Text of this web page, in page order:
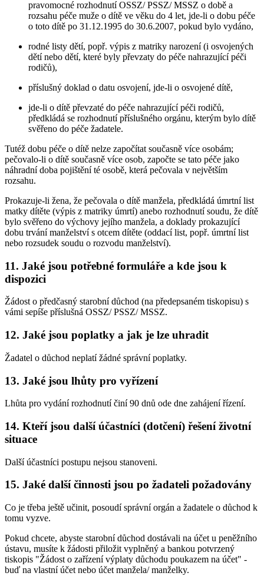
pravomocné rozhodnutí OSSZ/ PSSZ/ MSSZ o době a
rozsahu péče muže o dítě ve věku do 4 let, jde-li o dobu péče
o toto dítě po 31.12.1995 do 30.6.2007, pokud bylo vydáno,
rodné listy dětí, popř. výpis z matriky narození (i osvojených
dětí nebo dětí, které byly převzaty do péče nahrazující péči
rodičů),
příslušný doklad o datu osvojení, jde-li o osvojené dítě,
jde-li o dítě převzaté do péče nahrazující péči rodičů,
předkládá se rozhodnutí příslušného orgánu, kterým bylo dítě
svěřeno do péče žadatele.
Tutéž dobu péče o dítě nelze započítat současně více osobám;
pečovalo-li o dítě současně více osob, započte se tato péče jako
náhradní doba pojištění té osobě, která pečovala v největším
rozsahu.
Prokazuje-li žena, že pečovala o dítě manžela, předkládá úmrtní list
matky dítěte (výpis z matriky úmrtí) anebo rozhodnutí soudu, že dítě
bylo svěřeno do výchovy jejího manžela, a doklady prokazující
dobu trvání manželství s otcem dítěte (oddací list, popř. úmrtní list
nebo rozsudek soudu o rozvodu manželství).
11. Jaké jsou potřebné formuláře a kde jsou k
dispozici
Žádost o předčasný starobní důchod (na předepsaném tiskopisu) s
vámi sepíše příslušná OSSZ/ PSSZ/ MSSZ.
12. Jaké jsou poplatky a jak je lze uhradit
Žadatel o důchod neplatí žádné správní poplatky.
13. Jaké jsou lhůty pro vyřízení
Lhůta pro vydání rozhodnutí činí 90 dnů ode dne zahájení řízení.
14. Kteří jsou další účastníci (dotčení) řešení životní
situace
Další účastníci postupu nejsou stanoveni.
15. Jaké další činnosti jsou po žadateli požadovány
Co je třeba ještě učinit, posoudí správní orgán a žadatele o důchod k
tomu vyzve.
Pokud chcete, abyste starobní důchod dostávali na účet u peněžního
ústavu, musíte k žádosti přiložit vyplněný a bankou potvrzený
tiskopis "Žádost o zařízení výplaty důchodu poukazem na účet" -
buď na vlastní účet nebo účet manžela/ manželky.